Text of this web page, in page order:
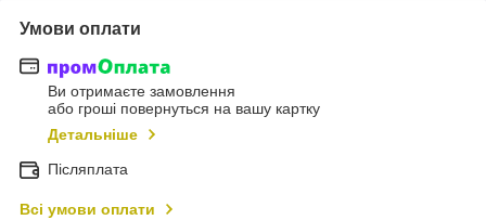
Умови оплати
Ви отримаєте замовлення
або гроші повернуться на вашу картку
Детальніше
Післяплата
Всі умови оплати